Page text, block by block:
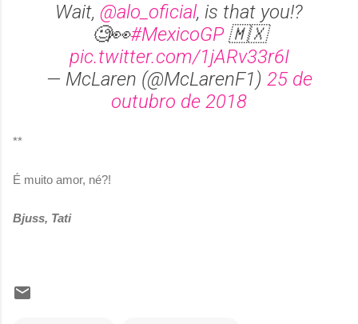
Wait, @alo_oficial, is that you!?
🧐👀#MexicoGP🇲🇽
pic.twitter.com/1jARv33r6I
— McLaren (@McLarenF1) 25 de
outubro de 2018
**
É muito amor, né?!
Bjuss, Tati